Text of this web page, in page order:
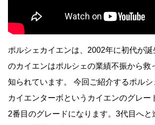
ポルシェカイエンは、2002年に初代が誕
のカイエンはポルシェの業績不振から救
知られています。 今回ご紹介するポルシ
カイエンターボというカイエンのグレー
2番目のグレードになります。3代目へと